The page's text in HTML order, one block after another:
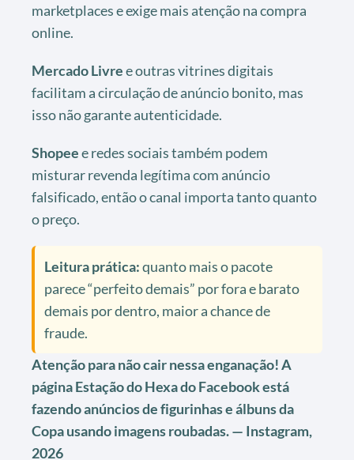
marketplaces e exige mais atenção na compra
online.
Mercado Livree outras vitrines digitais
facilitam a circulação de anúncio bonito, mas
isso não garante autenticidade.
Shopeee redes sociais também podem
misturar revenda legítima com anúncio
falsificado, então o canal importa tanto quanto
o preço.
Leitura prática:quanto mais o pacote
parece “perfeito demais” por fora e barato
demais por dentro, maior a chance de
fraude.
Atenção para não cair nessa enganação! A
página Estação do Hexa do Facebook está
fazendo anúncios de figurinhas e álbuns da
Copa usando imagens roubadas. — Instagram,
2026